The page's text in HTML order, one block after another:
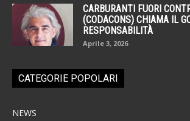
CARBURANTI FUORI
(CODACONS) CHIAMA IL
RESPONSABILITÀ
Aprile 3, 2026
CATEGORIE POPOLARI
NEWS